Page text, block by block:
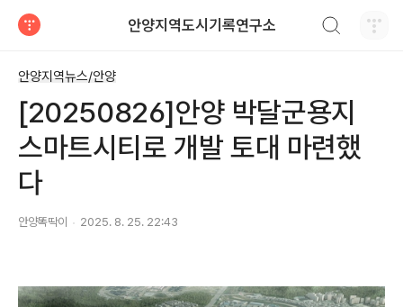
안양지역도시기록연구소
안양지역뉴스/안양
[20250826]안양 박달군용지
스마트시티로 개발 토대 마련했
다
안양똑딱이 2025. 8. 25. 22:43